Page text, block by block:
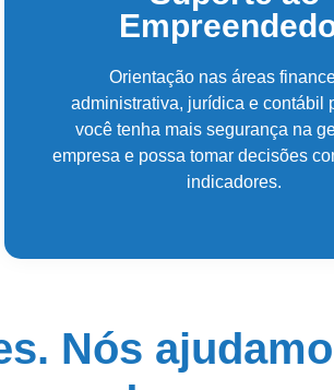
Orientação nas áreas
administrativa, jurídica e contábil
você tenha mais segurança na
empresa e possa tomar decisões
indicadores.
Nós